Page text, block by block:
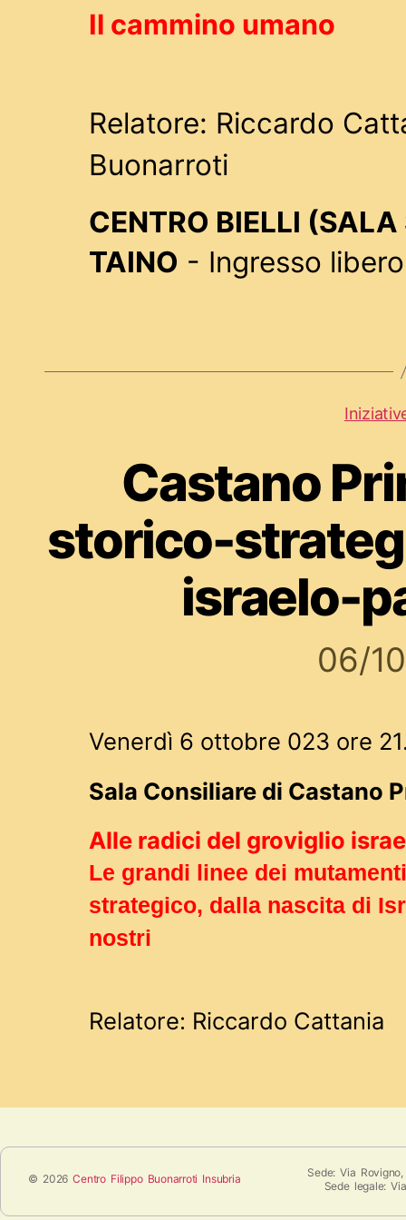
Il cammino umano
Relatore: Riccardo
Buonarroti
CENTRO BIELLI
TAINO - Ingresso libero
Castano
storico-
israelo-
06/
Venerdì 6 ottobre 023 ore
Sala Consiliare di Castano
Alle radici del groviglio
Le grandi linee dei
strategico, dalla nascita di
nostri
Relatore: Riccardo Cattania
© 2026Centro Filippo Buonarroti Insubria
Sede: Via
Sede legale: